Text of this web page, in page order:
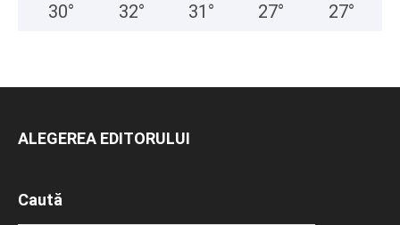
30° 32° 31 ° 27° 27°
ALEGEREA EDITORULUI
Caută